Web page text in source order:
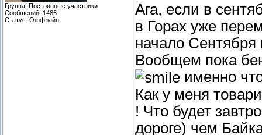
Группа: Постоянные участники
Сообщений: 1486
Статус: Оффлайн
Ага, если в
в Горах уже
начало Сентября
Вообщем пока
именно
Как у меня
! Что будет
дороге) чем